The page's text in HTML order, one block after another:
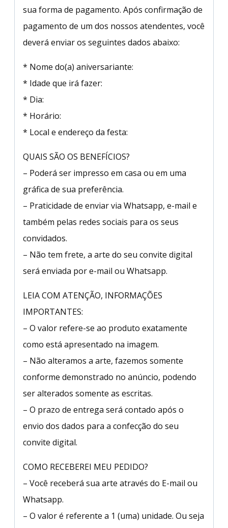
sua forma de pagamento. Após confirmação de
pagamento de um dos nossos atendentes, você
deverá enviar os seguintes dados abaixo:
* Nome do(a) aniversariante:
* Idade que irá fazer:
* Dia:
* Horário:
* Local e endereço da festa:
QUAIS SÃO OS BENEFÍCIOS?
– Poderá ser impresso em casa ou em uma
gráfica de sua preferência.
– Praticidade de enviar via Whatsapp, e-mail e
também pelas redes sociais para os seus
convidados.
– Não tem frete, a arte do seu convite digital
será enviada por e-mail ou Whatsapp.
LEIA COM ATENÇÃO, INFORMAÇÕES
IMPORTANTES:
– O valor refere-se ao produto exatamente
como está apresentado na imagem.
– Não alteramos a arte, fazemos somente
conforme demonstrado no anúncio, podendo
ser alterados somente as escritas.
– O prazo de entrega será contado após o
envio dos dados para a confecção do seu
convite digital.
COMO RECEBEREI MEU PEDIDO?
– Você receberá sua arte através do E-mail ou
Whatsapp.
– O valor é referente a 1 (uma) unidade. Ou seja